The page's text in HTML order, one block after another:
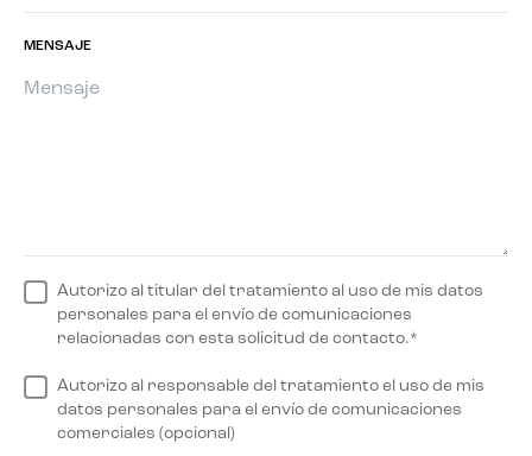
MENSAJE
Autorizo al titular del tratamiento al uso de mis datos
personales para el envío de comunicaciones
relacionadas con esta solicitud de contacto.*
Autorizo al responsable del tratamiento el uso de mis
datos personales para el envío de comunicaciones
comerciales (opcional)